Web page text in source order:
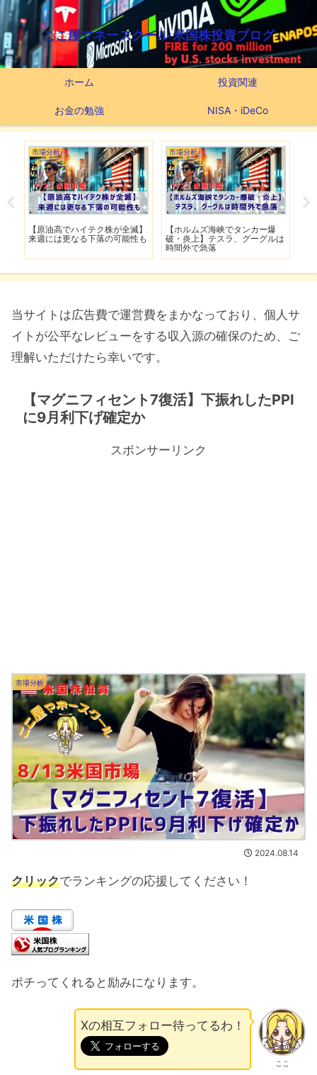
ここ屋マネースクール 米国株投資ブログ
ホーム 投資関連
お金の勉強 NISA・iDeCo
市場分析
【原油高でハイテク株が全滅】
来週には更なる下落の可能性も
市場分析
【ホルムズ海峡でタンカー爆
破・炎上】テスラ、グーグルは
時間外で急落
当サイトは広告費で運営費をまかなっており、個人サ
イトが公平なレビューをする収入源の確保のため、ご
理解いただけたら幸いです。
【マグニフィセント7復活】下振れしたPPI
に9月利下げ確定か
スポンサーリンク
市場分析
2024.08.14
クリックでランキングの応援してください！
ポチってくれると励みになります。
ここ
Xの相互フォロー待ってるわ！